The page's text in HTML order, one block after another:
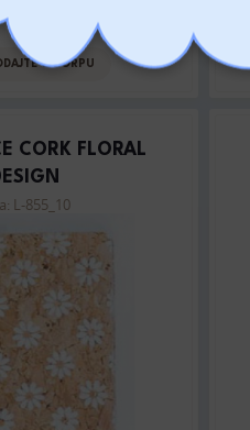
1620 RSD
U KORPU
CORK FLORAL
L-855_10